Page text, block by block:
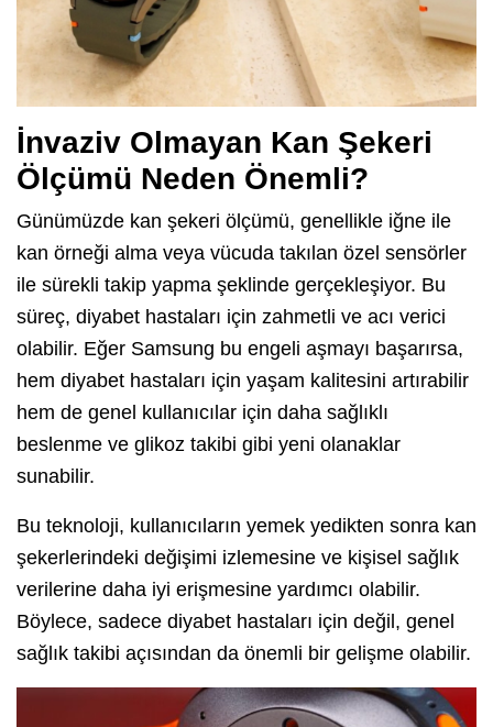
İnvaziv Olmayan Kan Şekeri
Ölçümü Neden Önemli?
Günümüzde kan şekeri ölçümü, genellikle iğne ile
kan örneği alma veya vücuda takılan özel sensörler
ile sürekli takip yapma şeklinde gerçekleşiyor. Bu
süreç, diyabet hastaları için zahmetli ve acı verici
olabilir. Eğer Samsung bu engeli aşmayı başarırsa,
hem diyabet hastaları için yaşam kalitesini artırabilir
hem de genel kullanıcılar için daha sağlıklı
beslenme ve glikoz takibi gibi yeni olanaklar
sunabilir.
Bu teknoloji, kullanıcıların yemek yedikten sonra kan
şekerlerindeki değişimi izlemesine ve kişisel sağlık
verilerine daha iyi erişmesine yardımcı olabilir.
Böylece, sadece diyabet hastaları için değil, genel
sağlık takibi açısından da önemli bir gelişme olabilir.